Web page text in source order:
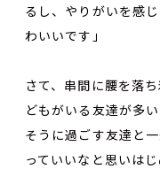
るし、やりがいを感
わいいです」
さて、串間に腰を落
どもがいる友達が多
そうに過ごす友達と
っていいなと思いは